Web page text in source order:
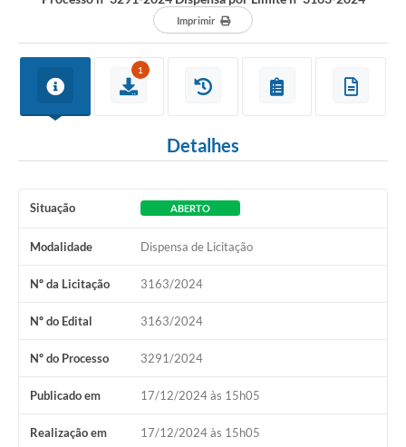
Contratos
Ouvidoria
Contato
Ramais
Relação de Medicamentos
Carta de Serviços
Relatório Ouvidoria 2021
Relatório Ouvidoria 2022
Relatório Ouvidoria 2024
Imprimir
1
Detalhes
Situação ABERTO
Modalidade Dispensa de Licitação
Nº da Licitação 3163/2024
Nº do Edital 3163/2024
Nº do Processo 3291/2024
Publicado em 17/12/2024 às 15h05
Realização em 17/12/2024 às 15h05